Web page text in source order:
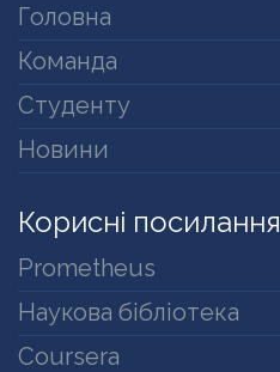
Головна
Команда
Студенту
Новини
Корисні посилання
Prometheus
Наукова бібліотека
Coursera